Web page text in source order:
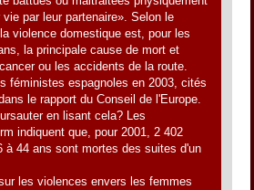
par leur partenaire». Selon le
violence domestique est, pour les
la principale cause de mort et
ou les accidents de la route.
féministes espagnoles en 2003, cités
le rapport du Conseil de l'Europe.
en lisant cela? Les
indiquent que, pour 2001, 2 402
à 44 ans sont mortes des suites d'un
les violences envers les femmes